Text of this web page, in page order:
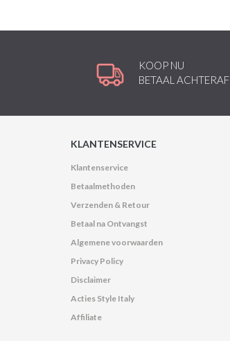
KOOP NU
BETAAL ACHTERAF
KLANTENSERVICE
Klantenservice
Betaalmethoden
Verzenden & Retour
Betaal na Ontvangst
Algemene voorwaarden
Privacy Policy
Disclaimer
Acties Style Italy
Affiliate